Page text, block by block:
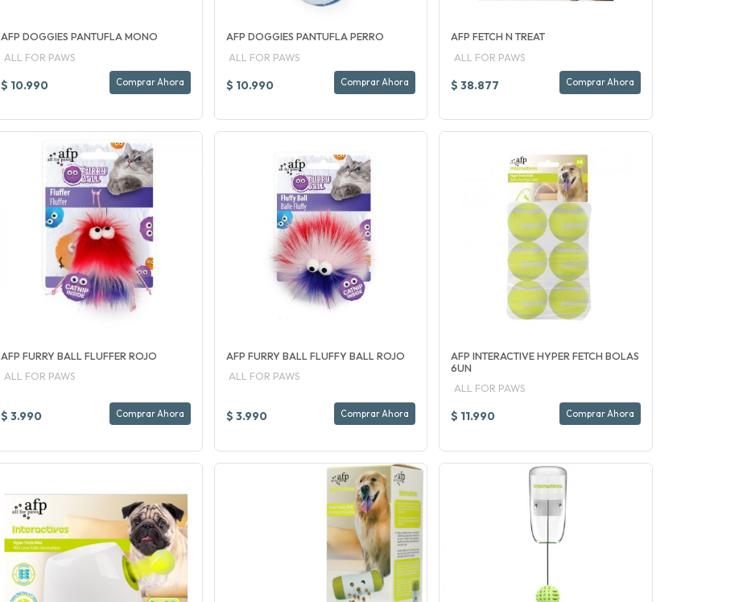
AFP DOGGIES PANTUFLA MONO
ALL FOR PAWS
$ 10.990 Comprar Ahora
AFP DOGGIES PANTUFLA PERRO
ALL FOR PAWS
$ 10.990 Comprar Ahora
AFP FETCH N TREAT
ALL FOR PAWS
$ 38.877 Comprar Ahora
AFP FURRY BALL FLUFFER ROJO
ALL FOR PAWS
$ 3.990 Comprar Ahora
AFP FURRY BALL FLUFFY BALL ROJO
ALL FOR PAWS
$ 3.990 Comprar Ahora
AFP INTERACTIVE HYPER FETCH BOLAS
6UN
ALL FOR PAWS
$ 11.990 Comprar Ahora